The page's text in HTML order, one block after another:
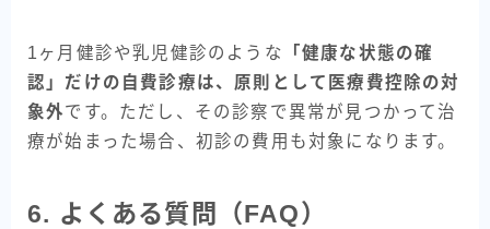
1ヶ月健診や乳児健診のような
「健康な状態の確
認」だけの自費診療は、原則として医療費控除の対
象外です。ただし、その診察で異常が見つかって治
療が始まった場合、初診の費用も対象になります。
6. よくある質問（FAQ）